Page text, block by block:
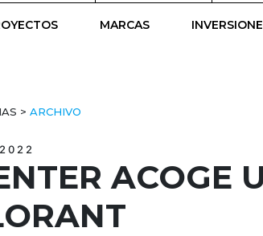
MARCAS
> ARCHIVO
ACOGE